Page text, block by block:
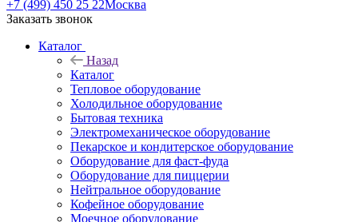
+7 (499) 450 25 22Москва
Заказать звонок
Каталог
Назад
Каталог
Тепловое оборудование
Холодильное оборудование
Бытовая техника
Электромеханическое оборудование
Пекарское и кондитерское оборудование
Оборудование для фаст-фуда
Оборудование для пиццерии
Нейтральное оборудование
Кофейное оборудование
Моечное оборудование